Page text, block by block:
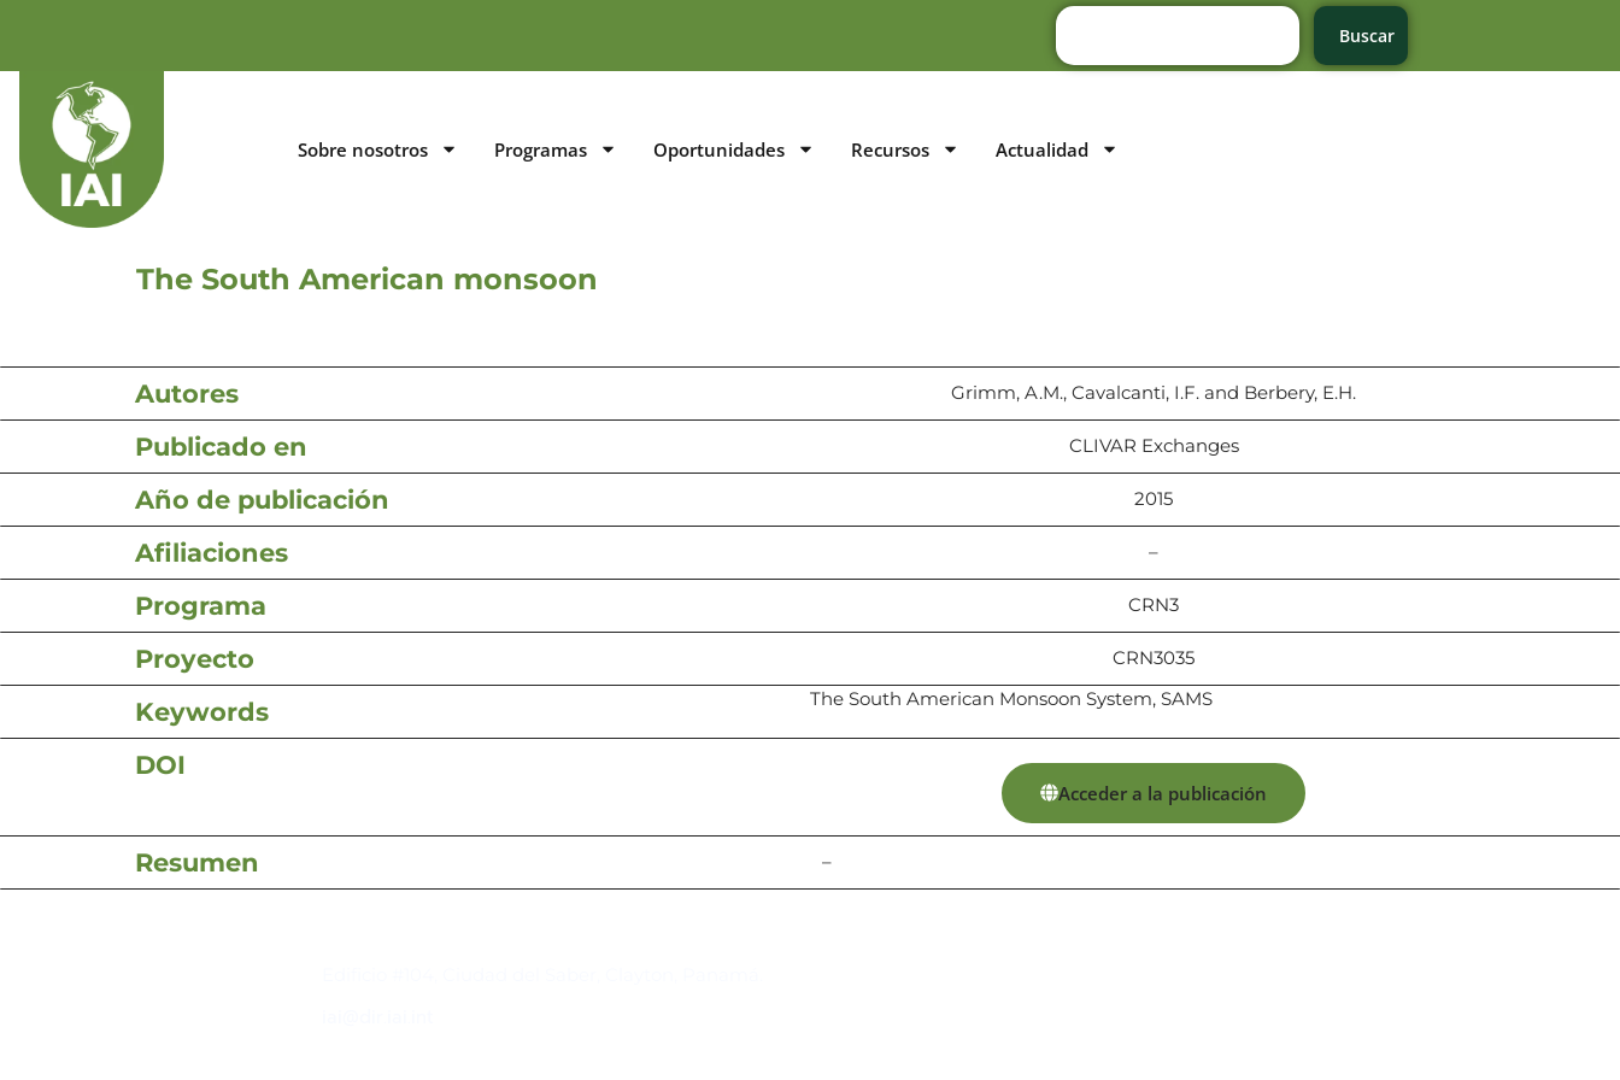
Buscar
Sobre nosotros Programas Oportunidades Recursos Actualidad
The South American monsoon
Autores Grimm, A.M., Cavalcanti, I.F. and Berbery, E.H.
Publicado en CLIVAR Exchanges
Año de publicación 2015
Afiliaciones –
Programa CRN3
Proyecto CRN3035
Keywords The South American Monsoon System, SAMS
DOI
Acceder a la publicación
Resumen –